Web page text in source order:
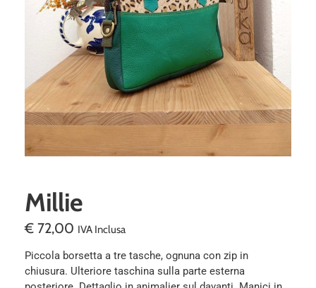
Millie
€ 72,00 IVA Inclusa
Piccola borsetta a tre tasche, ognuna con zip in
chiusura. Ulteriore taschina sulla parte esterna